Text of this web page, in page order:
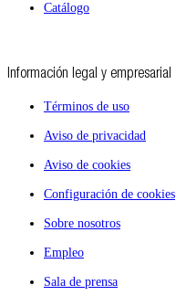
Catálogo
Información legal y empresarial
Términos de uso
Aviso de privacidad
Aviso de cookies
Configuración de cookies
Sobre nosotros
Empleo
Sala de prensa